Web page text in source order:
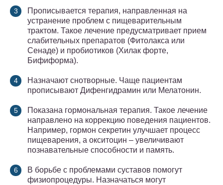
Прописывается терапия, направленная на
устранение проблем с пищеварительным
трактом. Такое лечение предусматривает прием
слабительных препаратов (Фитолакса или
Сенаде) и пробиотиков (Хилак форте,
Бифиформа).
Назначают снотворные. Чаще пациентам
прописывают Дифенгидрамин или Мелатонин.
Показана гормональная терапия. Такое лечение
направлено на коррекцию поведения пациентов.
Например, гормон секретин улучшает процесс
пищеварения, а окситоцин – увеличивают
познавательные способности и память.
В борьбе с проблемами суставов помогут
физиопроцедуры. Назначаться могут